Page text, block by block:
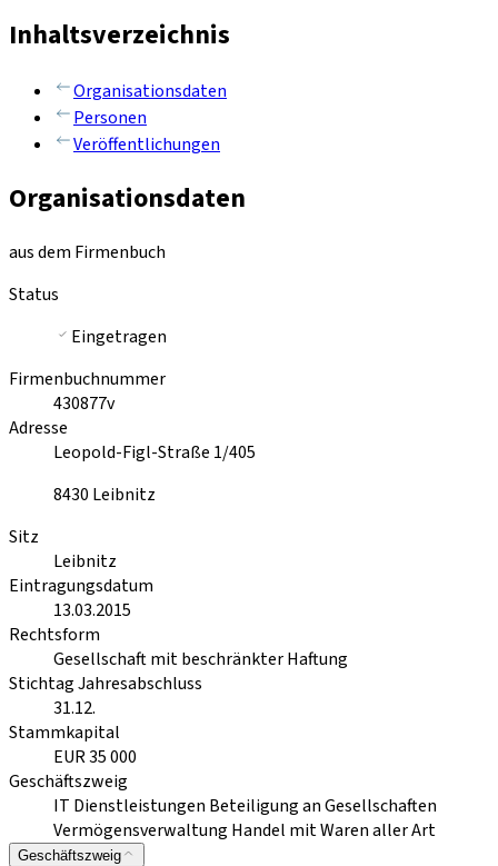
Inhaltsverzeichnis
Organisationsdaten
Personen
Veröffentlichungen
Organisationsdaten
aus dem Firmenbuch
Status
Eingetragen
Firmenbuchnummer
430877v
Adresse
Leopold-Figl-Straße 1/405
8430 Leibnitz
Sitz
Leibnitz
Eintragungsdatum
13.03.2015
Rechtsform
Gesellschaft mit beschränkter Haftung
Stichtag Jahresabschluss
31.12.
Stammkapital
EUR 35 000
Geschäftszweig
IT Dienstleistungen Beteiligung an Gesellschaften
Vermögensverwaltung Handel mit Waren aller Art
Geschäftszweig